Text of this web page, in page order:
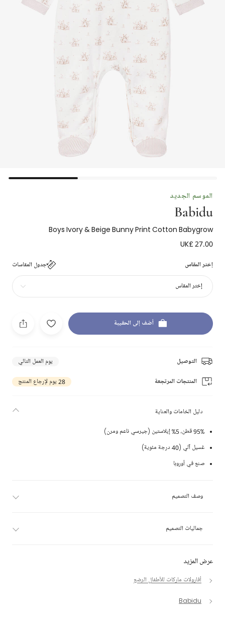
الموسم الجديد
Babidu
Boys Ivory & Beige Bunny Print Cotton Babygrow
UK£ 27.00
إختر المقاس جدول المقاسات
إختر المقاس
أضف إلى الحقيبة
التوصيل يوم العمل التالي
المنتجات المرتجعة 28 يوم لإرجاع المنتج
عرض المزيد
أفارولات ماركات للأطفال الرضع
Babidu
دليل الخامات والعناية
95% قطن، 5% إيلاستين (جيرسي ناعم ومرن)
غسيل آلي (40 درجة مئوية)
صنع في أوروبا
وصف التصميم
جماليات التصميم